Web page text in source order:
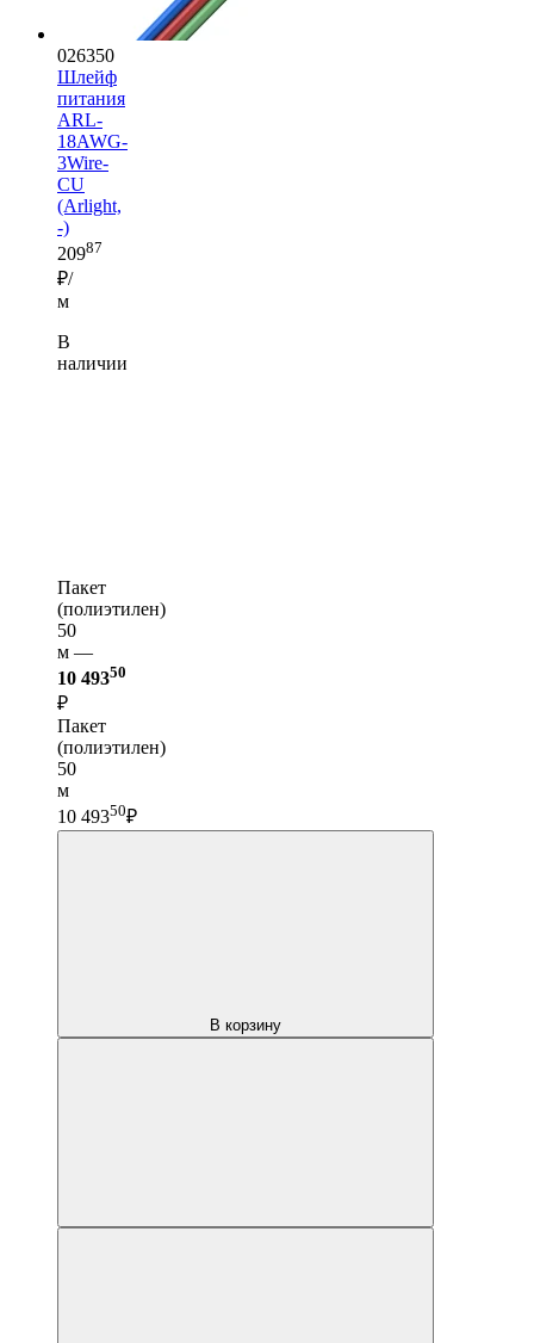
026350
Шлейф
питания
ARL-
18AWG-
3Wire-
CU
(Arlight,
-)
20987
₽/
м
В
наличии
Пакет
(полиэтилен)
50
м —
10 49350
₽
Пакет
(полиэтилен)
50
м
10 49350₽
В корзину